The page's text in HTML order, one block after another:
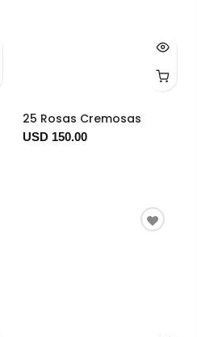
25 Rosas Cremosas
USD 150.00